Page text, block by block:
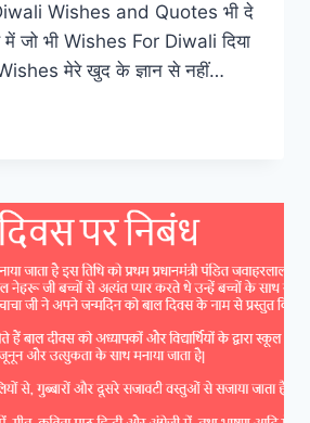
Wishes and Quotes भी दे
जो भी Wishes For Diwali दिया
मेरे खुद के ज्ञान से नहीं…